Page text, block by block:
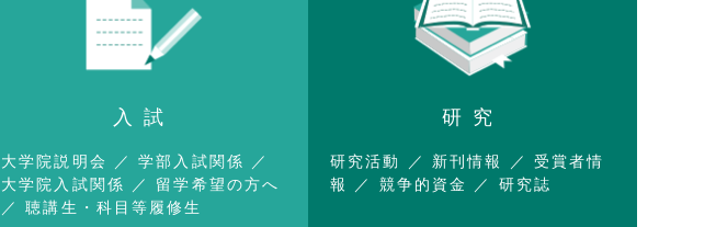
入試
大学院説明会
学部入試関係
大学院入試関係
留学希望の方へ
聴講生・科目等履修生
研究
研究活動 新刊情報
受賞者情
報
競争的資金 研究誌